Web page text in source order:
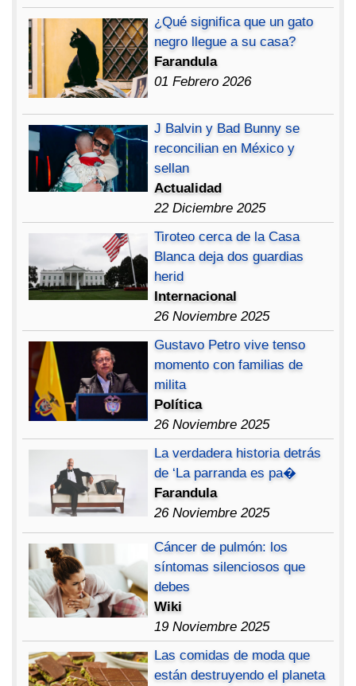
¿Qué significa que un gato
negro llegue a su casa?
Farandula
01 Febrero 2026
J Balvin y Bad Bunny se
reconcilian en México y
sellan
Actualidad
22 Diciembre 2025
Tiroteo cerca de la Casa
Blanca deja dos guardias
herid
Internacional
26 Noviembre 2025
Gustavo Petro vive tenso
momento con familias de
milita
Política
26 Noviembre 2025
La verdadera historia detrás
de ‘La parranda es pa�
Farandula
26 Noviembre 2025
Cáncer de pulmón: los
síntomas silenciosos que
debes
Wiki
19 Noviembre 2025
Las comidas de moda que
están destruyendo el planeta